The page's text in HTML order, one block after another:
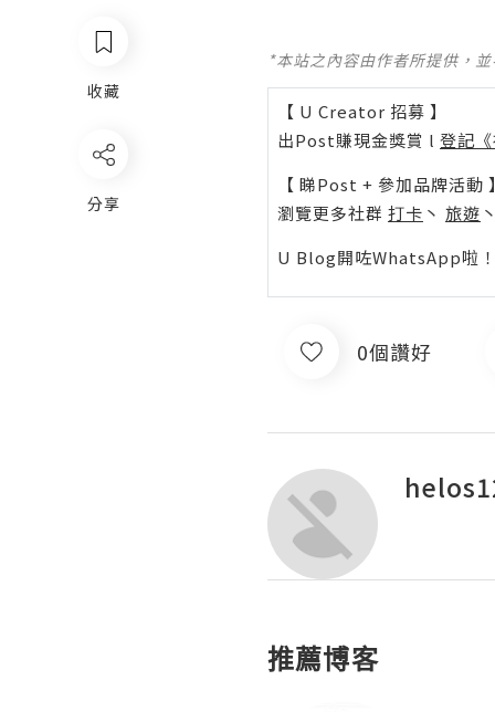
收藏
分享
*本站之內容由作者所提供，
【 U Creator 招募 】
出Post賺現金獎賞 l 登記
【 睇Post + 參加品牌活動
瀏覽更多社群 打卡 丶 旅遊
U Blog開咗WhatsApp啦
0個讚好
推薦博客